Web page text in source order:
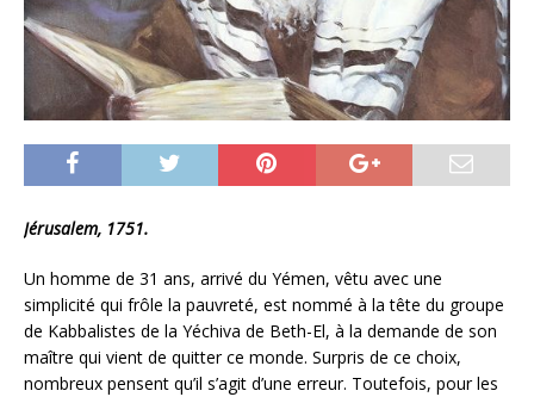
Jérusalem, 1751.
Un homme de 31 ans, arrivé du Yémen, vêtu avec une
simplicité qui frôle la pauvreté, est nommé à la tête du groupe
de Kabbalistes de la Yéchiva de Beth-El, à la demande de son
maître qui vient de quitter ce monde. Surpris de ce choix,
nombreux pensent qu’il s’agit d’une erreur. Toutefois, pour les